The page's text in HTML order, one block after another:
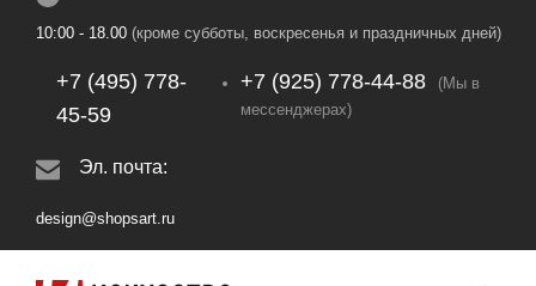
10:00 - 18.00 (кроме субботы, воскресенья и праздничных дней)
+7 (495) 778-
45-59
+7 (925) 778‑44‑88
(Мы в
мессенджерах)
Эл. почта:
design@shopsart.ru